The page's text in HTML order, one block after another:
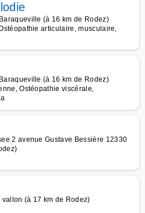
(à 16 km de Rodez)
articulaire, musculaire,
(à 16 km de Rodez)
Ostéopathie viscérale,
2 avenue Gustave Bessière 12330
(à 17 km de Rodez)